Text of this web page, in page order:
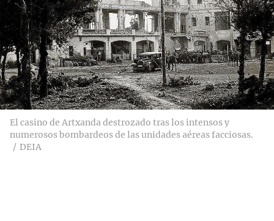
El casino de Artxanda destrozado tras los intensos y
numerosos bombardeos de las unidades aéreas facciosas.
DEIA